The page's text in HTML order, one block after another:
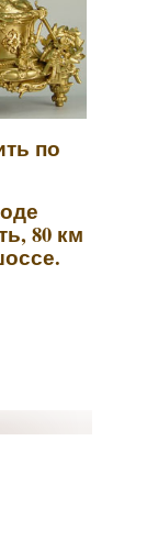
по
80 км